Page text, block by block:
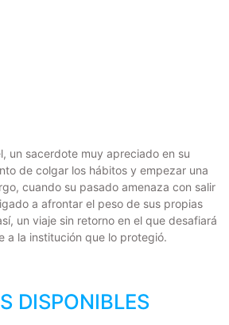
un sacerdote muy apreciado en su
de colgar los hábitos y empezar una
cuando su pasado amenaza con salir
a afrontar el peso de sus propias
un viaje sin retorno en el que desafiará
a la institución que lo protegió.
DISPONIBLES